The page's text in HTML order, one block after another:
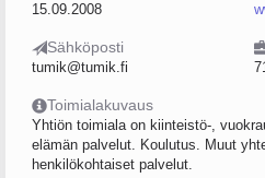
15.09.2008
Sähköposti
tumik@tumik.fi
Toimialakuvaus
Yhtiön toimiala on kiinteistö-,
elämän palvelut. Koulutus. Muut
henkilökohtaiset palvelut.